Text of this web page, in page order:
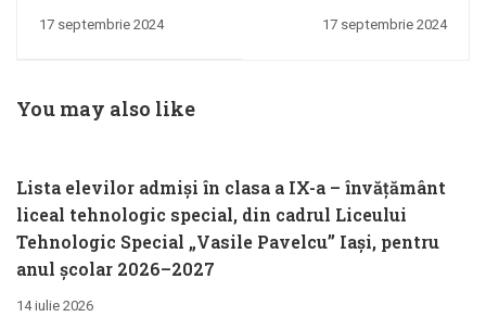
candidaturi
proiect Eramus+
KA227
17 septembrie 2024
recuperare al
17 septembrie 2024
You may also like
Lista elevilor admiși în clasa a IX-a – învățământ
liceal tehnologic special, din cadrul Liceului
Tehnologic Special „Vasile Pavelcu” Iași, pentru
anul școlar 2026–2027
14 iulie 2026